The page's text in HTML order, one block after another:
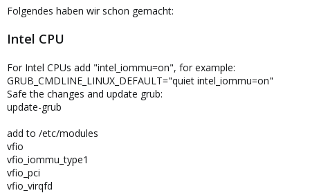
Folgendes haben wir schon gemacht:
Intel CPU
For Intel CPUs add "intel_iommu=on", for example:
GRUB_CMDLINE_LINUX_DEFAULT="quiet intel_iommu=on"
Safe the changes and update grub:
update-grub
add to /etc/modules
vfio
vfio_iommu_type1
vfio_pci
vfio_virqfd